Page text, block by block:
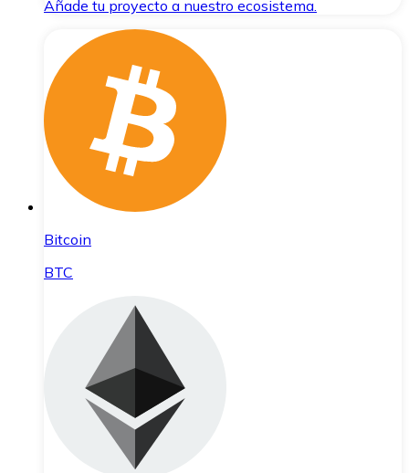
Añade tu proyecto a nuestro ecosistema.
Bitcoin
BTC